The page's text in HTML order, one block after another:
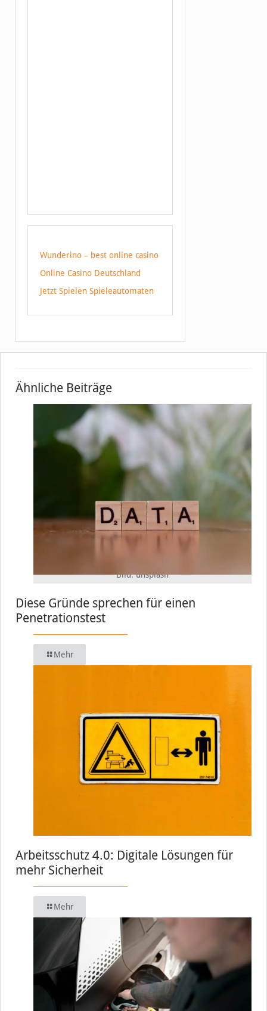
Wunderino – best online casino
Online Casino Deutschland
Jetzt Spielen Spieleautomaten
Ähnliche Beiträge
Bild: unsplash
Diese Gründe sprechen für einen
Penetrationstest
Mehr
Arbeitsschutz 4.0: Digitale Lösungen für
mehr Sicherheit
Mehr